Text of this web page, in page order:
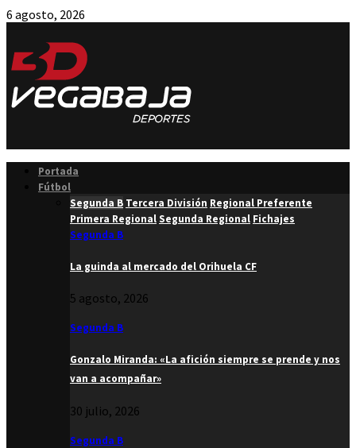
6 agosto, 2026
Portada
Fútbol
Segunda B Tercera División Regional Preferente
Primera RegionalSegunda Regional Fichajes
Segunda B
La guinda al mercado del Orihuela CF
5 agosto, 2026
Segunda B
Gonzalo Miranda: «La afición siempre se prende y nos
van a acompañar»
30 julio, 2026
Segunda B